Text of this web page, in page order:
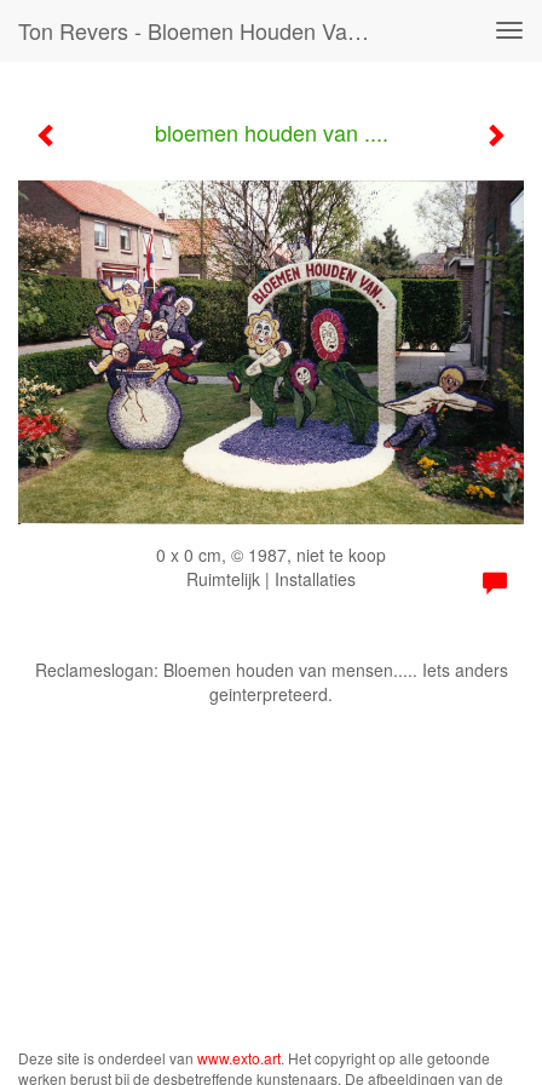
Ton Revers - Bloemen Houden Van ....
bloemen houden van ....
0 x 0 cm, © 1987, niet te koop
Ruimtelijk | Installaties
Reclameslogan: Bloemen houden van mensen..... Iets anders
geinterpreteerd.
Deze site is onderdeel van www.exto.art. Het copyright op alle getoonde
werken berust bij de desbetreffende kunstenaars. De afbeeldingen van de